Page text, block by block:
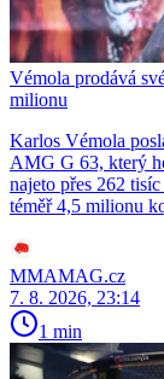
Vémola prodává
milionu
Karlos Vémola
AMG G 63, který
najeto přes 262
téměř 4,5 milionu
MMAMAG.cz
7. 8. 2026, 23:14
1 min